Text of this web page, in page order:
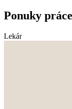
Ponuky
Lekár